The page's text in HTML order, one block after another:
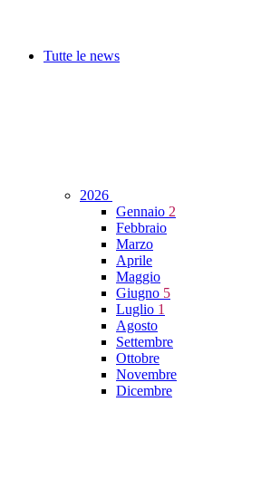
Tutte le news
2026
Gennaio 2
Febbraio
Marzo
Aprile
Maggio
Giugno 5
Luglio 1
Agosto
Settembre
Ottobre
Novembre
Dicembre